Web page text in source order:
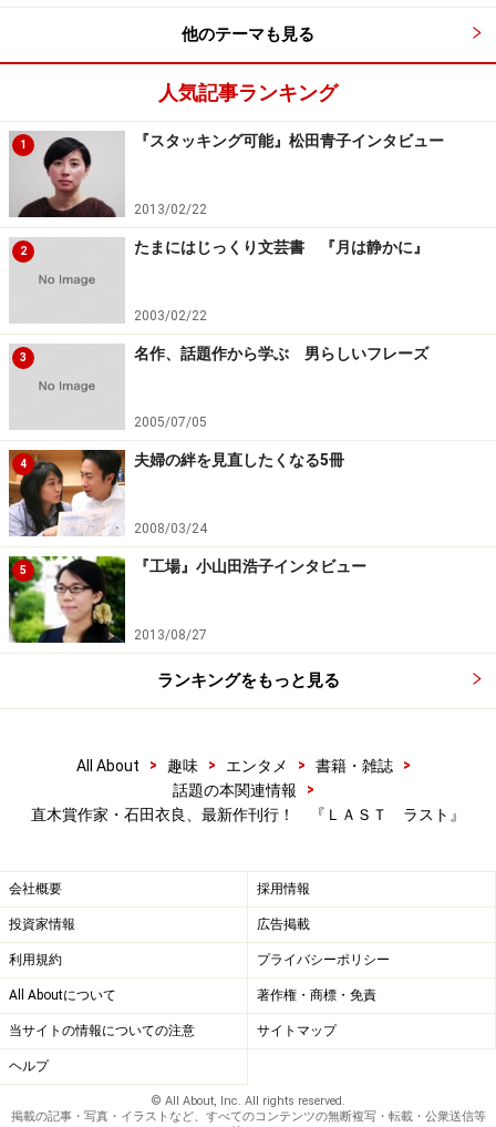
他のテーマも見る
人気記事ランキング
1 『スタッキング可能』松田青子インタビュー
2013/02/22
2 たまにはじっくり文芸書 『月は静かに』
2003/02/22
3 名作、話題作から学ぶ 男らしいフレーズ
2005/07/05
4 夫婦の絆を見直したくなる5冊
2008/03/24
5 『工場』小山田浩子インタビュー
2013/08/27
ランキングをもっと見る
All About > 趣味 > エンタメ > 書籍・雑誌
>
話題の本関連情報
>
直木賞作家・石田衣良、最新作刊行！ 『ＬＡＳＴ ラスト』
会社概要 採用情報
投資家情報 広告掲載
利用規約 プライバシーポリシー
All Aboutについて 著作権・商標・免責
当サイトの情報についての注意 サイトマップ
ヘルプ
© All About, Inc. All rights reserved.
掲載の記事・写真・イラストなど、すべてのコンテンツの無断複写・転載・公衆送信等